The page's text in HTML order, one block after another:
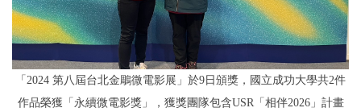
「2024 第八屆台北金鵰微電影展」於9日頒獎，國立成功大學共2件
作品榮獲「永續微電影獎」，獲獎團隊包含USR「相伴2026」計畫